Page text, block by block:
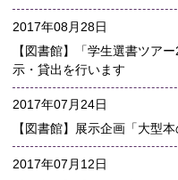
2017年08月28日
【図書館】「学生選書ツア
示・貸出を行います
2017年07月24日
【図書館】展示企画「大型
2017年07月12日